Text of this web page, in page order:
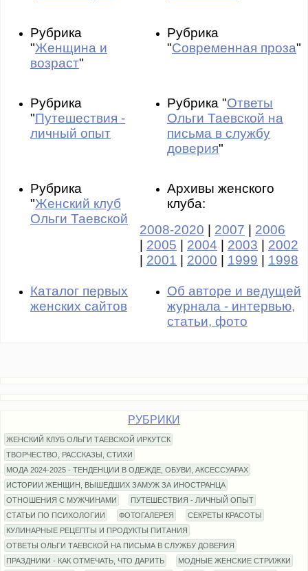
Рубрика
"Женщина и
возраст"
Рубрика
"Современная проза"
Рубрика
"Путешествия -
личный опыт
Рубрика "Ответы
Ольги Таевской на
письма в службу
доверия"
Рубрика
"Женский клуб
Ольги Таевской
Архивы женского
клуба:
2008-2020
2007
2006
2005 2004 2003
2002
2001 2000 1999 1998
Каталог первых
женских сайтов
Об авторе и ведущей
журнала - интервью,
статьи, фото
РУБРИКИ
ЖЕНСКИЙ КЛУБ ОЛЬГИ ТАЕВСКОЙ ИРКУТСК
ТВОРЧЕСТВО, РАССКАЗЫ, СТИХИ
МОДА 2024-2025 - ТЕНДЕНЦИИ В ОДЕЖДЕ, ОБУВИ, АКСЕССУАРАХ
ИСТОРИИ ЖЕНЩИН, ВЫШЕДШИХ ЗАМУЖ ЗА ИНОСТРАНЦА
ОТНОШЕНИЯ С МУЖЧИНАМИ
ПУТЕШЕСТВИЯ - ЛИЧНЫЙ ОПЫТ
СТАТЬИ ПО ПСИХОЛОГИИ
ФОТОГАЛЕРЕЯ
СЕКРЕТЫ КРАСОТЫ
КУЛИНАРНЫЕ РЕЦЕПТЫ И ПРОДУКТЫ ПИТАНИЯ
ОТВЕТЫ ОЛЬГИ ТАЕВСКОЙ НА ПИСЬМА В СЛУЖБУ ДОВЕРИЯ
ПРАЗДНИКИ - КАК ОТМЕЧАТЬ, ЧТО ДАРИТЬ
МОДНЫЕ ЖЕНСКИЕ СТРИЖКИ